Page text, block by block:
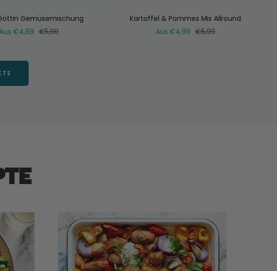
Gemüsemischung
Verkaufspreis
€4,99 Normaler
€5,99
Kartoffel & Pommes Mix Allround
Verkaufspreis
Aus €4,99 Normaler
€5,99